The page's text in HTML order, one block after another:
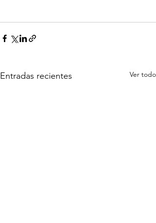
Entradas recientes Ver todo